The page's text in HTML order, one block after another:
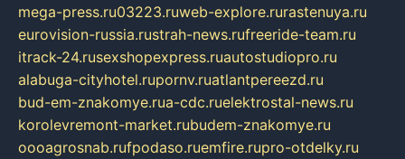
mega-press.ru03223.ruweb-explore.rurastenuya.ru
eurovision-russia.rustrah-news.rufreeride-team.ru
itrack-24.rusexshopexpress.ruautostudiopro.ru
alabuga-cityhotel.rupornv.ruatlantpereezd.ru
bud-em-znakomye.rua-cdc.ruelektrostal-news.ru
korolevremont-market.rubudem-znakomye.ru
oooagrosnab.rufpodaso.ruemfire.rupro-otdelky.ru